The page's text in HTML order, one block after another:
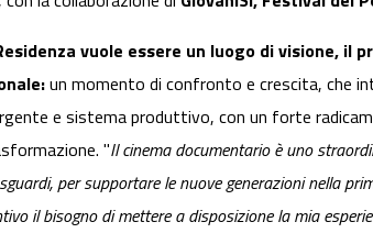
vuole essere un luogo di visione,
un momento di confronto e crescita, che
e sistema produttivo, con un forte
"Il cinema documentario è uno
per supportare le nuove generazioni nella
il bisogno di mettere a disposizione la mia